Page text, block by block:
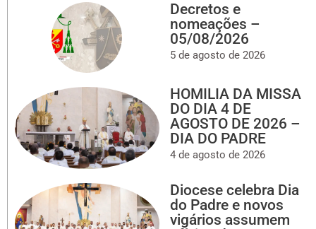
Decretos e
nomeações –
05/08/2026
5 de agosto de 2026
HOMILIA DA MISSA
DO DIA 4 DE
AGOSTO DE 2026 –
DIA DO PADRE
4 de agosto de 2026
Diocese celebra Dia
do Padre e novos
vigários assumem